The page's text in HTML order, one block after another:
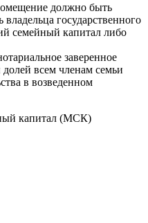
должно быть
государственного
семейный капитал либо
заверенное
долей всем членам семьи
в возведенном
капитал (МСК)